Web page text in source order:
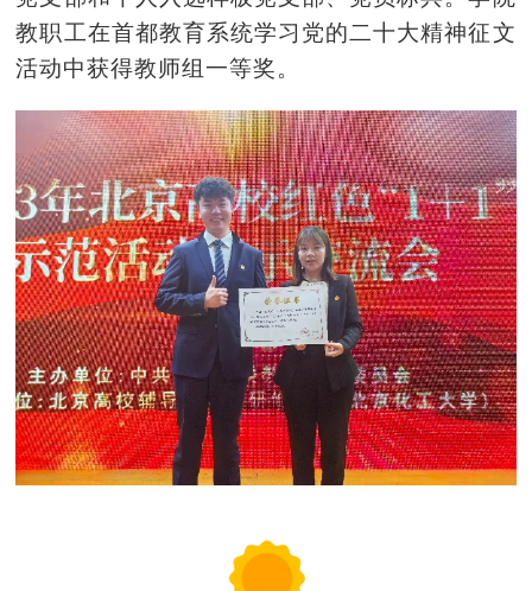
教职工在首都教育系统学习党的二十大精神征文
活动中获得教师组一等奖。